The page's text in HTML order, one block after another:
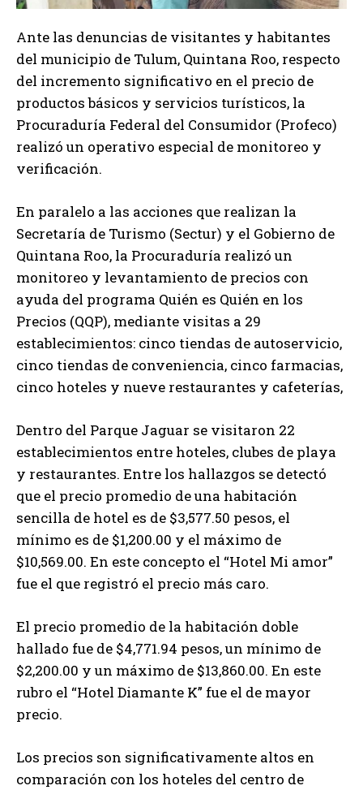
Ante las denuncias de visitantes y habitantes
del municipio de Tulum, Quintana Roo, respecto
del incremento significativo en el precio de
productos básicos y servicios turísticos, la
Procuraduría Federal del Consumidor (Profeco)
realizó un operativo especial de monitoreo y
verificación.
En paralelo a las acciones que realizan la
Secretaría de Turismo (Sectur) y el Gobierno de
Quintana Roo, la Procuraduría realizó un
monitoreo y levantamiento de precios con
ayuda del programa Quién es Quién en los
Precios (QQP), mediante visitas a 29
establecimientos: cinco tiendas de autoservicio,
cinco tiendas de conveniencia, cinco farmacias,
cinco hoteles y nueve restaurantes y cafeterías,
Dentro del Parque Jaguar se visitaron 22
establecimientos entre hoteles, clubes de playa
y restaurantes. Entre los hallazgos se detectó
que el precio promedio de una habitación
sencilla de hotel es de $3,577.50 pesos, el
mínimo es de $1,200.00 y el máximo de
$10,569.00. En este concepto el “Hotel Mi amor”
fue el que registró el precio más caro.
El precio promedio de la habitación doble
hallado fue de $4,771.94 pesos, un mínimo de
$2,200.00 y un máximo de $13,860.00. En este
rubro el “Hotel Diamante K” fue el de mayor
precio.
Los precios son significativamente altos en
comparación con los hoteles del centro de